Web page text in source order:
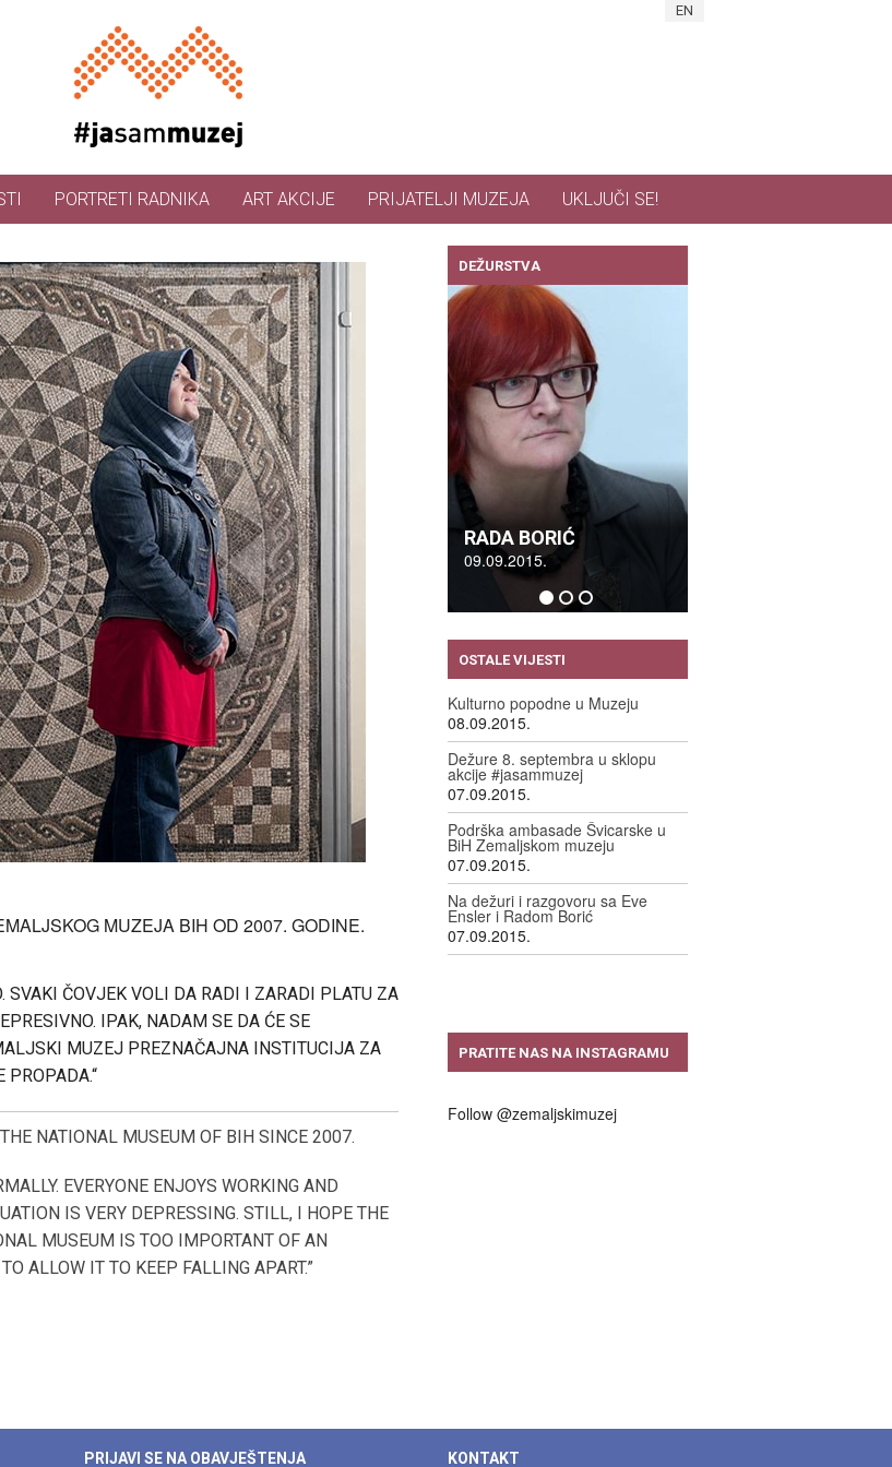
EN
PORTRETI RADNIKA ART AKCIJE PRIJATELJI MUZEJA UKLJUČI SE!
MUZEJA BIH OD 2007. GODINE.
SVAKI ČOVJEK VOLI DA RADI I ZARADI PLATU ZA
IPAK, NADAM SE DA ĆE SE
MUZEJ PREZNAČAJNA INSTITUCIJA ZA
NATIONAL MUSEUM OF BIH SINCE 2007.
EVERYONE ENJOYS WORKING AND
IS VERY DEPRESSING. STILL, I HOPE THE
MUSEUM IS TOO IMPORTANT OF AN
ALLOW IT TO KEEP FALLING APART.”
DEŽURSTVA
RADA BORIĆ
09.09.2015.
OSTALE VIJESTI
Kulturno popodne u Muzeju
08.09.2015.
Dežure 8. septembra u sklopu
akcije #jasammuzej
07.09.2015.
Podrška ambasade Švicarske u
BiH Zemaljskom muzeju
07.09.2015.
Na dežuri i razgovoru sa Eve
Ensler i Radom Borić
07.09.2015.
PRATITE NAS NA INSTAGRAMU
Follow @zemaljskimuzej
PRIJAVI SE NA OBAVJEŠTENJA KONTAKT